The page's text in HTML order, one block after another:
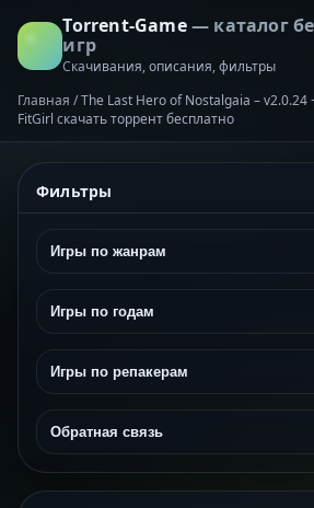
Torrent-Game— каталог
игр
Скачивания, описания, фильтры
Главная /The Last Hero of Nostalgaia – v2.0.24
FitGirl скачать торрент бесплатно
Фильтры
Игры по жанрам
Игры по годам
Игры по репакерам
Обратная связь